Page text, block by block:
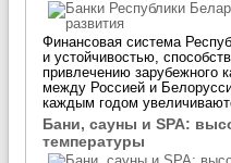
Финансовая система
и устойчивостью,
привлечению зарубежного
между Россией и
каждым годом
Бани, сауны и SPA:
температуры